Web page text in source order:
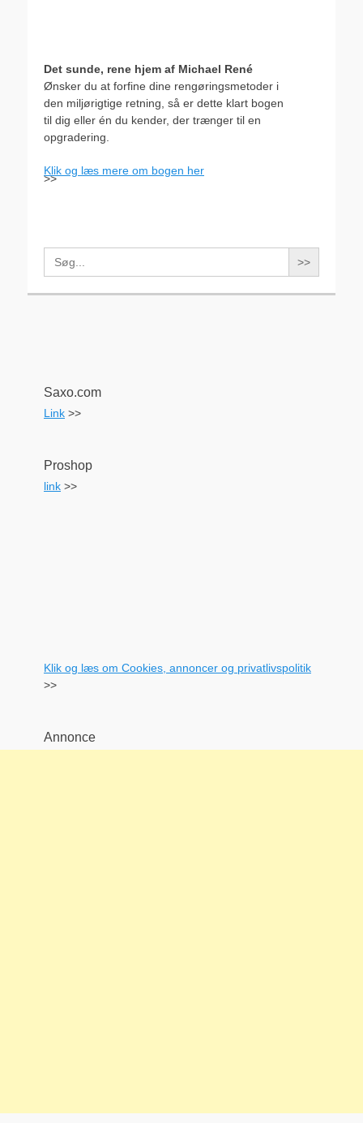
Det sunde, rene hjem af Michael René
Ønsker du at forfine dine rengøringsmetoder i
den miljørigtige retning, så er dette klart bogen
til dig eller én du kender, der trænger til en
opgradering.
Klik og læs mere om bogen her
>>
Search
for:
Saxo.com
Link >>
Proshop
link >>
Klik og læs om Cookies, annoncer og privatlivspolitik
>>
Annonce